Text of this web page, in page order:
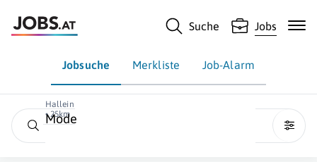
Suche Jobs
Jobsuche Merkliste Job-Alarm
Hallein
• 25km
Mode